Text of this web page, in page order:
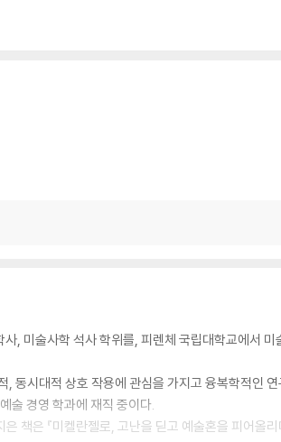
, 미술사학 석사 학위를, 피렌체 국립대학교에서
동시대적 상호 작용에 관심을 가지고 융복학적인
술 경영 학과에 재직 중이다.
은 책은 『미켈란젤로, 고난을 딛고 예술혼을 피어올리